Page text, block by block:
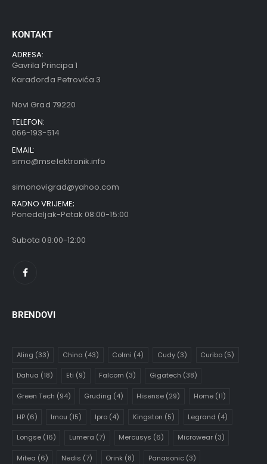
KONTAKT
ADRESA:
Gavrila Principa 1
Karađorđa Petrovića 3
Novi Grad 79220
TELEFON:
066-193-514
EMAIL:
simo@mselektronik.info
simonovigrad@yahoo.com
RADNO VRIJEME;
Ponedeljak-Petak 08:00-15:00
Subota 08:00-12:00
BRENDOVI
Aling (33) China (43) Colmi (4) Cudy(3) Curibo (5)
Dahua (18) Eti (9) Falcom (3) Gigatech (38)
Green Tech (94) Gruding (4) Hisense (29) Home(11)
HP(6) Imou (15) Ipro (4) Kingston (5) Legrand (4)
Longse(16) Lumera (7) Mercusys (6) Microwear(3)
Mitea (6) Nedis (7) Orink (8) Panasonic(3)